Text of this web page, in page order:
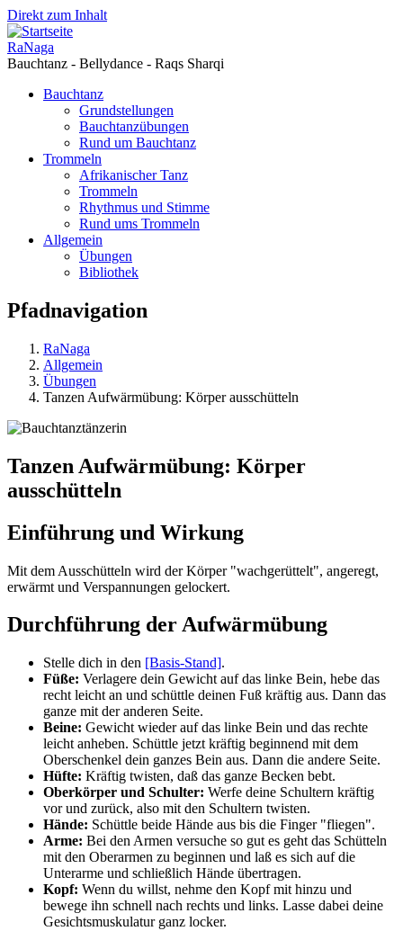
Direkt zum Inhalt
RaNaga
Bauchtanz - Bellydance - Raqs Sharqi
Bauchtanz
Grundstellungen
Bauchtanzübungen
Rund um Bauchtanz
Trommeln
Afrikanischer Tanz
Trommeln
Rhythmus und Stimme
Rund ums Trommeln
Allgemein
Übungen
Bibliothek
Pfadnavigation
RaNaga
Allgemein
Übungen
Tanzen Aufwärmübung: Körper ausschütteln
Tanzen Aufwärmübung: Körper
ausschütteln
Einführung und Wirkung
Mit dem Ausschütteln wird der Körper "wachgerüttelt", angeregt,
erwärmt und Verspannungen gelockert.
Durchführung der Aufwärmübung
Stelle dich in den [Basis-Stand].
Füße: Verlagere dein Gewicht auf das linke Bein, hebe das
recht leicht an und schüttle deinen Fuß kräftig aus. Dann das
ganze mit der anderen Seite.
Beine: Gewicht wieder auf das linke Bein und das rechte
leicht anheben. Schüttle jetzt kräftig beginnend mit dem
Oberschenkel dein ganzes Bein aus. Dann die andere Seite.
Hüfte: Kräftig twisten, daß das ganze Becken bebt.
Oberkörper und Schulter: Werfe deine Schultern kräftig
vor und zurück, also mit den Schultern twisten.
Hände: Schüttle beide Hände aus bis die Finger "fliegen".
Arme: Bei den Armen versuche so gut es geht das Schütteln
mit den Oberarmen zu beginnen und laß es sich auf die
Unterarme und schließlich Hände übertragen.
Kopf: Wenn du willst, nehme den Kopf mit hinzu und
bewege ihn schnell nach rechts und links. Lasse dabei deine
Gesichtsmuskulatur ganz locker.